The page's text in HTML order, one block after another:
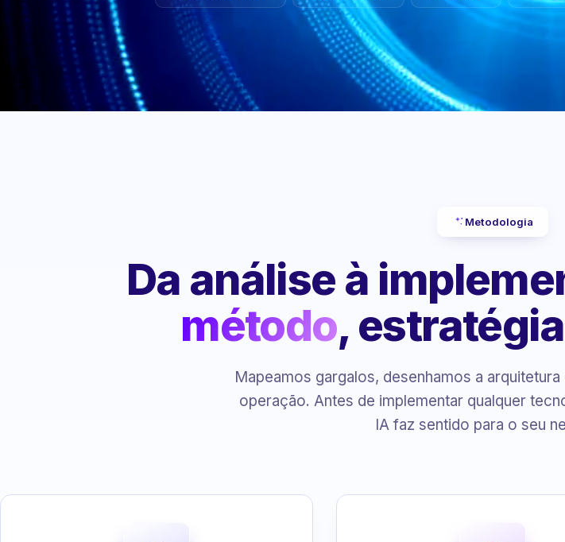
Metodologia
Da análise à
método,
Mapeamos gargalos, desenhamos a
operação. Antes de implementar qualquer
IA faz sentido para o seu